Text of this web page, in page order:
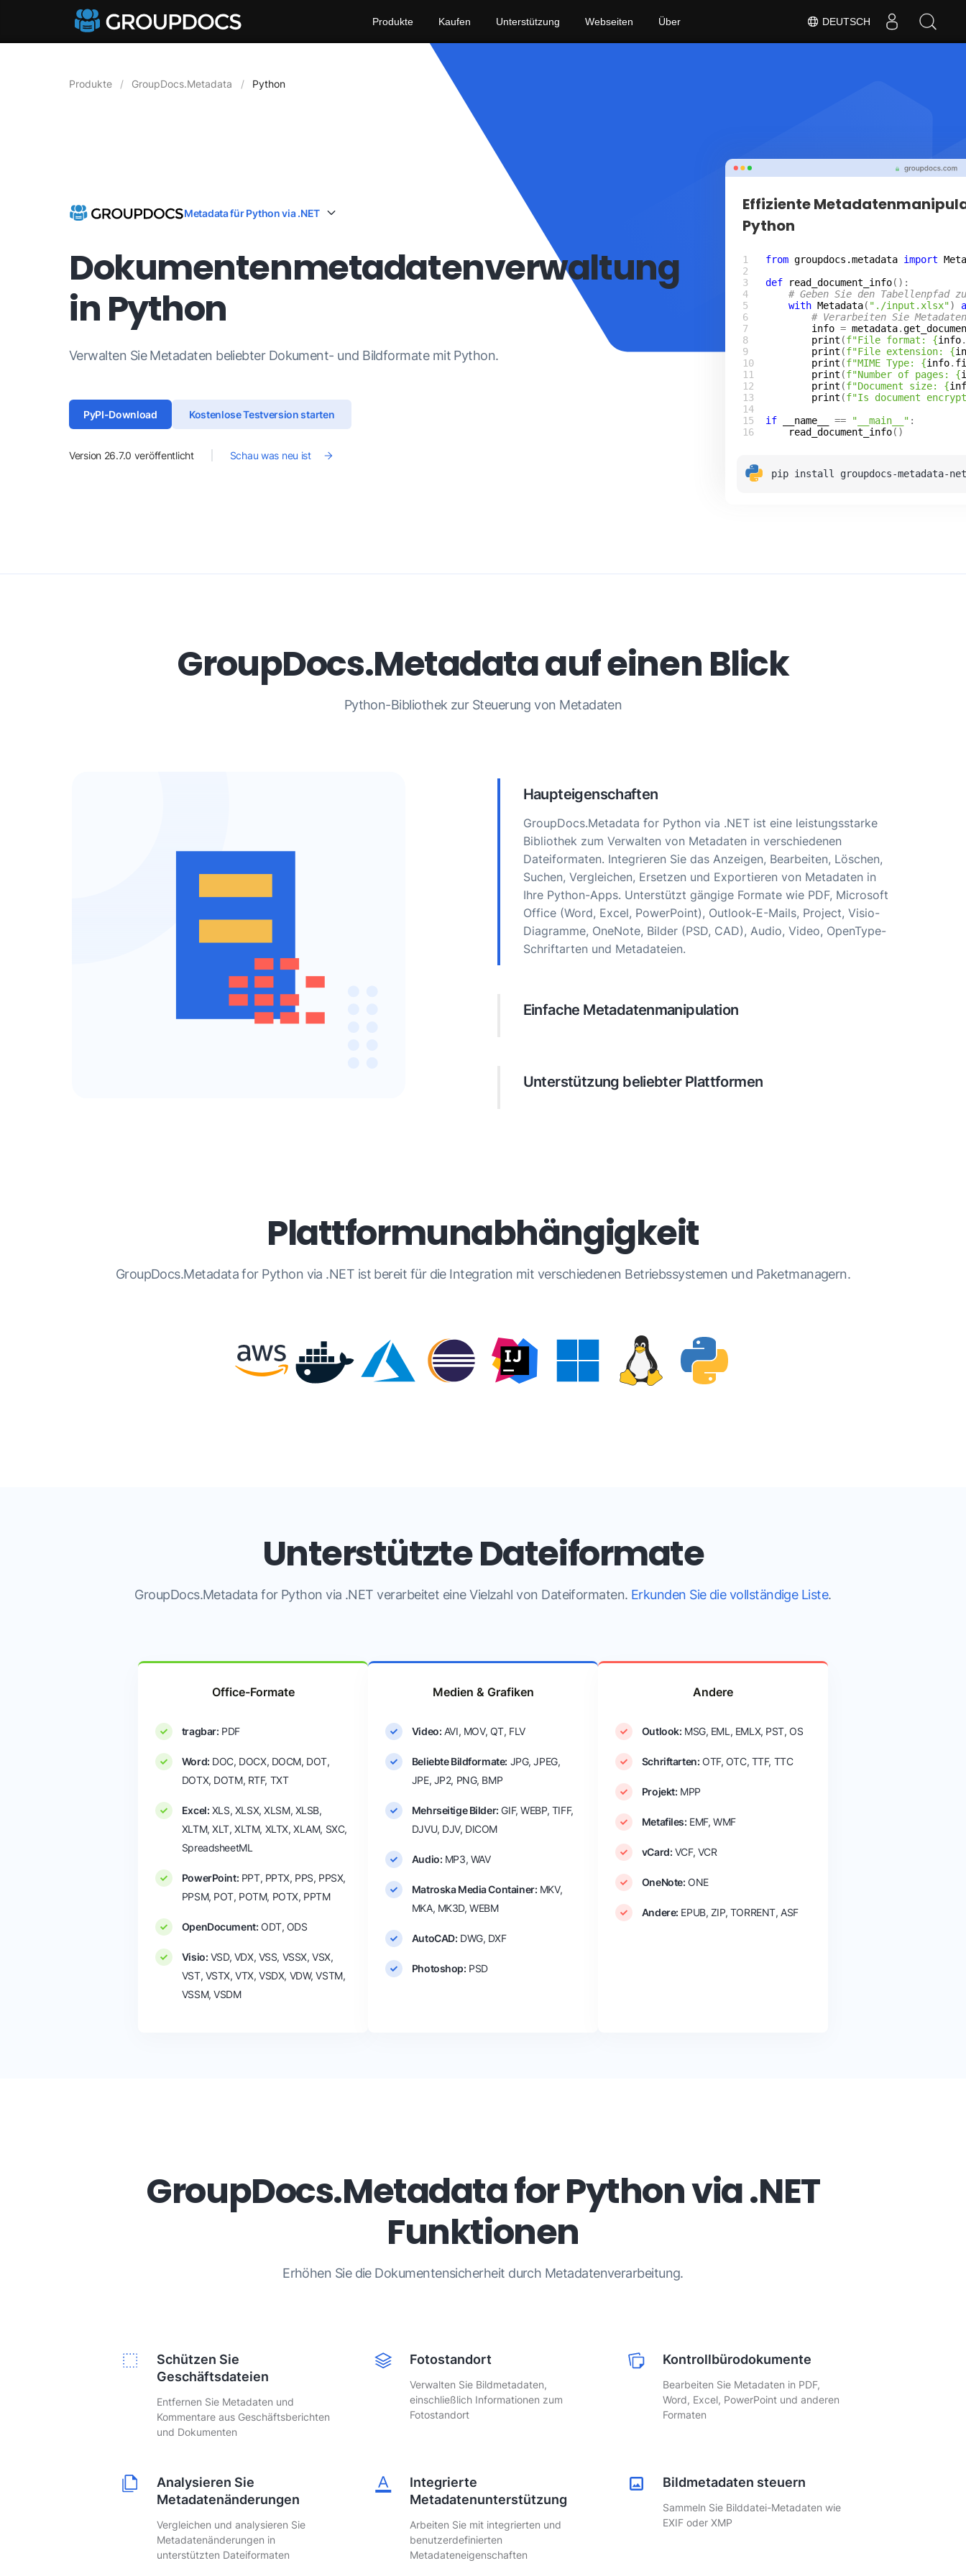
DEUTSCH
Produkte Kaufen Unterstützung Webseiten Über
Produkte GroupDocs.Metadata Python
Metadata für Python via .NET
Dokumentenmetadatenverwaltung
in Python
Verwalten Sie Metadaten beliebter Dokument- und Bildformate mit Python.
PyPI-Download Kostenlose Testversion starten
Version 26.7.0 veröffentlicht Schau was neu ist
Effiziente
Python
from groupdocs.metadata import
def
read_document_info
# Geben Sie den Tabellenpfad
with Metadata( "./input.xlsx")
# Verarbeiten Sie Metadaten
info = metadata.
print (f"File format: {info
print (f"File extension: {
print (f"MIME Type: {info.
print (f"Number of pages: {
print (f"Document size: {
print (f"Is document
if
__name__ == "__main__"
read_document_info
pip install groupdocs-metadata-
GroupDocs.Metadata auf einen Blick
Python-Bibliothek zur Steuerung von Metadaten
Haupteigenschaften
GroupDocs.Metadata for Python via .NET ist eine leistungsstarke
Bibliothek zum Verwalten von Metadaten in verschiedenen
Dateiformaten. Integrieren Sie das Anzeigen, Bearbeiten, Löschen,
Suchen, Vergleichen, Ersetzen und Exportieren von Metadaten in
Ihre Python-Apps. Unterstützt gängige Formate wie PDF, Microsoft
Office (Word, Excel, PowerPoint), Outlook-E-Mails, Project, Visio-
Diagramme, OneNote, Bilder (PSD, CAD), Audio, Video, OpenType-
Schriftarten und Metadateien.
Einfache Metadatenmanipulation
nach Excel, CSV, JSON oder XML. Unterstützt Metadatenstandards
wie eingebaut, XMP, EXIF und benutzerdefinierte Eigenschaften.
Unterstützung beliebter Plattformen
Plattformunabhängigkeit
GroupDocs.Metadata for Python via .NET ist bereit für die Integration mit verschiedenen Betriebssystemen und Paketmanagern.
Unterstützte Dateiformate
GroupDocs.Metadata for Python via .NET verarbeitet eine Vielzahl von Dateiformaten. Erkunden Sie die vollständige Liste.
Office-Formate
tragbar: PDF
Word: DOC, DOCX, DOCM, DOT,
DOTX, DOTM, RTF, TXT
Excel: XLS, XLSX, XLSM, XLSB,
XLTM, XLT, XLTM, XLTX, XLAM, SXC,
SpreadsheetML
PowerPoint: PPT, PPTX, PPS, PPSX,
PPSM, POT, POTM, POTX, PPTM
OpenDocument: ODT, ODS
Visio: VSD, VDX, VSS, VSSX, VSX,
VST, VSTX, VTX, VSDX, VDW, VSTM,
VSSM, VSDM
Medien & Grafiken
Video: AVI, MOV, QT, FLV
Beliebte Bildformate: JPG, JPEG,
JPE, JP2, PNG, BMP
Mehrseitige Bilder: GIF, WEBP, TIFF,
DJVU, DJV, DICOM
Audio: MP3, WAV
Matroska Media Container: MKV,
MKA, MK3D, WEBM
AutoCAD: DWG, DXF
Photoshop: PSD
Andere
Outlook: MSG, EML, EMLX, PST, OS
Schriftarten: OTF, OTC, TTF, TTC
Projekt: MPP
Metafiles: EMF, WMF
vCard: VCF, VCR
OneNote: ONE
Andere: EPUB, ZIP, TORRENT, ASF
GroupDocs.Metadata for Python via .NET
Funktionen
Erhöhen Sie die Dokumentensicherheit durch Metadatenverarbeitung.
Schützen Sie
Geschäftsdateien
Entfernen Sie Metadaten und
Kommentare aus Geschäftsberichten
und Dokumenten
Fotostandort
Verwalten Sie Bildmetadaten,
einschließlich Informationen zum
Fotostandort
Kontrollbürodokumente
Bearbeiten Sie Metadaten in PDF,
Word, Excel, PowerPoint und anderen
Formaten
Analysieren Sie
Metadatenänderungen
Vergleichen und analysieren Sie
Metadatenänderungen in
unterstützten Dateiformaten
Integrierte
Metadatenunterstützung
Arbeiten Sie mit integrierten und
benutzerdefinierten
Metadateneigenschaften
Bildmetadaten steuern
Sammeln Sie Bilddatei-Metadaten wie
EXIF ​​oder XMP